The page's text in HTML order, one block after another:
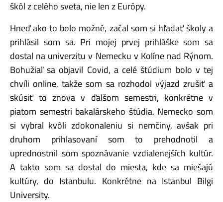
škôl z celého sveta, nie len z Európy.
Hneď ako to bolo možné, začal som si hľadať školy a
prihlásil som sa. Pri mojej prvej prihláške som sa
dostal na univerzitu v Nemecku v Kolíne nad Rýnom.
Bohužiaľ sa objavil Covid, a celé štúdium bolo v tej
chvíli online, takže som sa rozhodol výjazd zrušiť a
skúsiť to znova v ďalšom semestri, konkrétne v
piatom semestri bakalárskeho štúdia. Nemecko som
si vybral kvôli zdokonaleniu si nemčiny, avšak pri
druhom prihlasovaní som to prehodnotil a
uprednostnil som spoznávanie vzdialenejších kultúr.
A takto som sa dostal do miesta, kde sa miešajú
kultúry, do Istanbulu. Konkrétne na Istanbul Bilgi
University.